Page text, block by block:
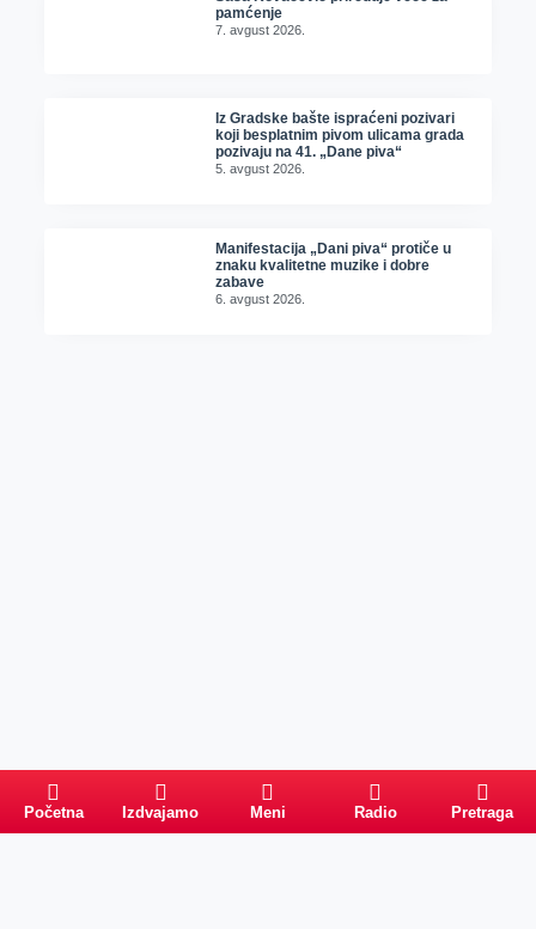
pamćenje
7. avgust 2026.
Iz Gradske bašte ispraćeni pozivari
koji besplatnim pivom ulicama grada
pozivaju na 41. „Dane piva“
5. avgust 2026.
Manifestacija „Dani piva“ protiče u
znaku kvalitetne muzike i dobre
zabave
6. avgust 2026.
Početna Izdvajamo Meni Radio Pretraga